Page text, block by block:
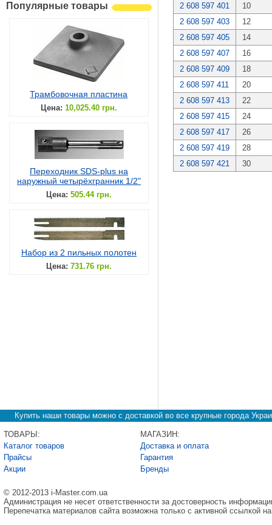
Популярные товары
Трамбовочная пластина
Цена: 10,025.40 грн.
Переходник SDS-plus на
наружный четырёхгранник 1/2"
Цена: 505.44 грн.
Набор из 2 пильных полотен
Цена: 731.76 грн.
2 608 597 401
10
2 608 597 403
12
2 608 597 405
14
2 608 597 407
16
2 608 597 409
18
2 608 597 411
20
2 608 597 413
22
2 608 597 415
24
2 608 597 417
26
2 608 597 419
28
2 608 597 421
30
Купить наши товары можно с доставкой во все крупные города
ТОВАРЫ:
Каталог товаров
Прайсы
Акции
МАГАЗИН:
Доставка и оплата
Гарантия
Бренды
© 2012-2013 i-Master.com.ua
Администрация не несет ответственности за достоверность
Перепечатка материалов сайта возможна только с активной ссылкой